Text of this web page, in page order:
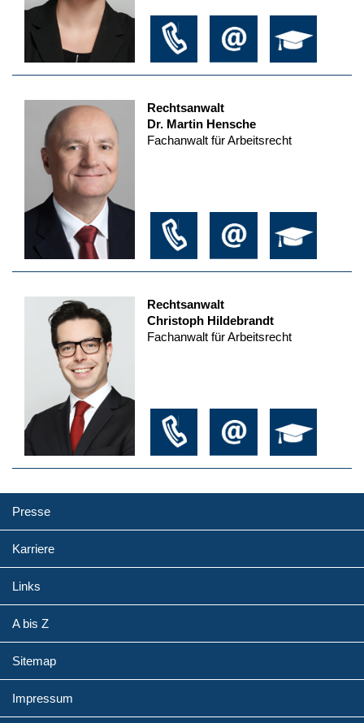
Rechtsanwalt
Dr. Martin Hensche
Fachanwalt für Arbeitsrecht
Rechtsanwalt
Christoph Hildebrandt
Fachanwalt für Arbeitsrecht
Presse
Karriere
Links
A bis Z
Sitemap
Impressum